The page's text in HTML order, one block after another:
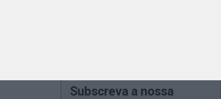
Subscreva a nossa